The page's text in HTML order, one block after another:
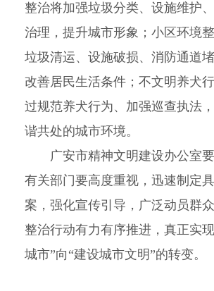
整治将加强垃圾分类、设施维护
治理，提升城市形象；小区环境
垃圾清运、设施破损、消防通道
改善居民生活条件；不文明养犬
过规范养犬行为、加强巡查执法
谐共处的城市环境。
广安市精神文明建设办公室要
有关部门要高度重视，迅速制定
案，强化宣传引导，广泛动员群
整治行动有力有序推进，真正实
城市”向“建设城市文明”的转变。